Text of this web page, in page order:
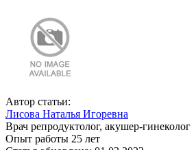
Автор статьи:
Лисова Наталья Игоревна
Врач репродуктолог, акушер-гинеколог
Опыт работы 25 лет